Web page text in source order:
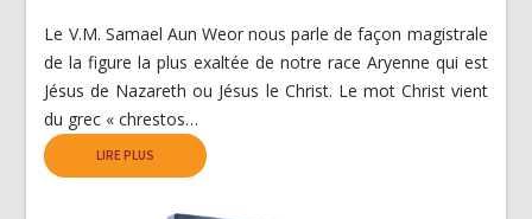
Le V.M. Samael Aun Weor nous parle de façon magistrale
de la figure la plus exaltée de notre race Aryenne qui est
Jésus de Nazareth ou Jésus le Christ. Le mot Christ vient
du grec « chrestos…
LIRE PLUS